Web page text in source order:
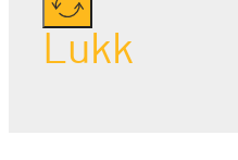
Lukk